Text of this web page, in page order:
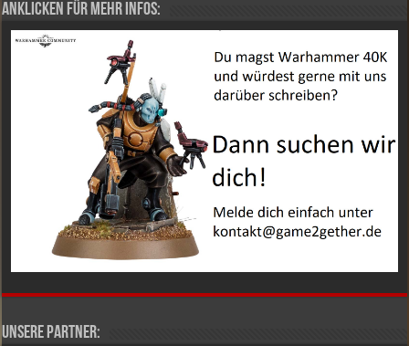
Anklicken für mehr Infos:
Unsere Partner: